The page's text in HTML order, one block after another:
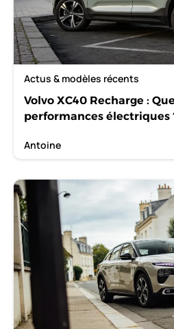
Actus & modèles récents
Volvo XC40 Recharge :
performances électriques
Antoine